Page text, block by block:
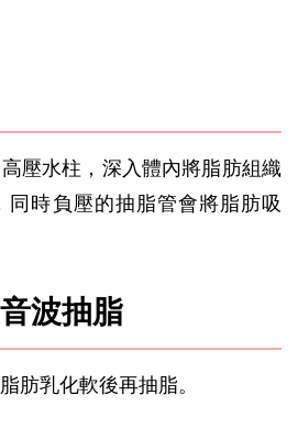
壓水柱，深入體內將脂肪組織
同時負壓的抽脂管會將脂肪吸
波抽脂
肪乳化軟後再抽脂。